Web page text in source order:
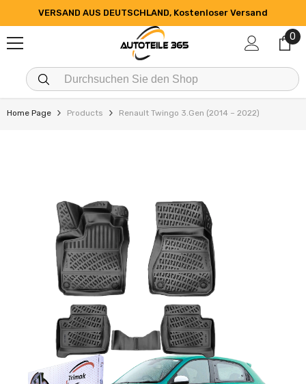
VERSAND AUS DEUTSCHLAND, Kostenloser Versand
0
0
Home Page Products Renault Twingo 3.Gen (2014 – 2022)